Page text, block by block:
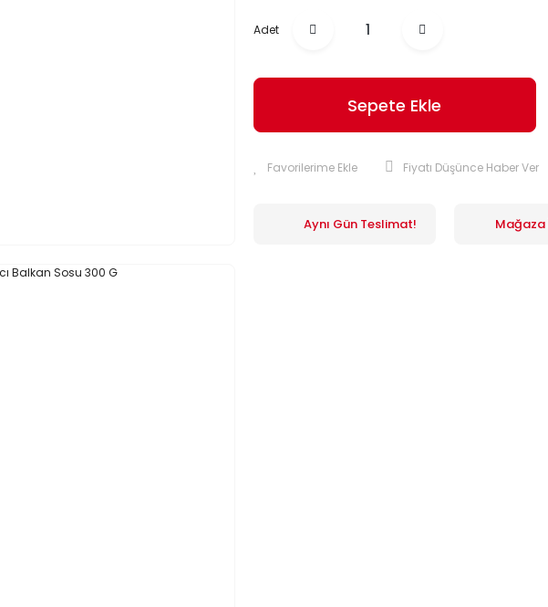
Adet
Sepete Ekle
Fiyatı Düşünce Haber Ver
Aynı Gün Teslimat! Mağaza